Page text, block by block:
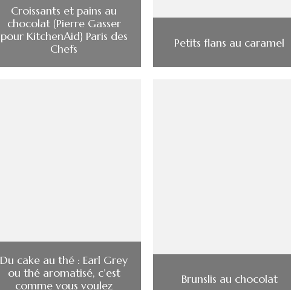
Croissants et pains au
chocolat {Pierre Gasser
pour KitchenAid} Paris des
Chefs
Petits flans au caramel
Du cake au thé : Earl Grey
ou thé aromatisé, c’est
comme vous voulez
Brunslis au chocolat